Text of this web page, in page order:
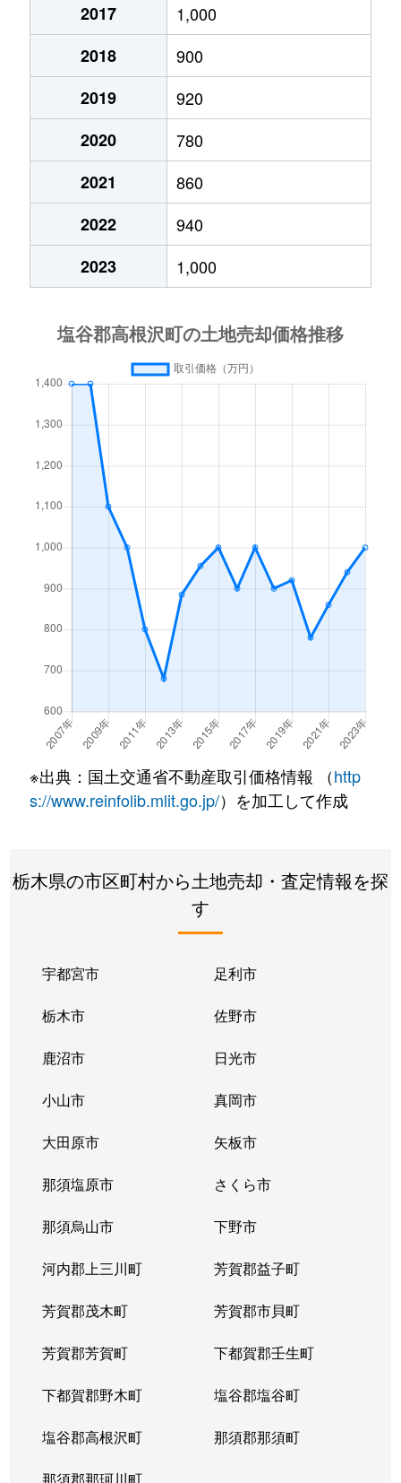
2017
1,000
2018
900
2019
920
2020
780
2021
860
2022
940
2023
1,000
※出典：国土交通省不動産取引価格情報 （http
s://www.reinfolib.mlit.go.jp/）を加工して作成
栃木県の市区町村から土地売却・査定情報を探
す
宇都宮市 足利市
栃木市 佐野市
鹿沼市 日光市
小山市 真岡市
大田原市 矢板市
那須塩原市 さくら市
那須烏山市 下野市
河内郡上三川町 芳賀郡益子町
芳賀郡茂木町 芳賀郡市貝町
芳賀郡芳賀町 下都賀郡壬生町
下都賀郡野木町 塩谷郡塩谷町
塩谷郡高根沢町 那須郡那須町